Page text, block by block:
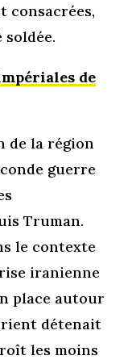
consacrées,
soldée.
de
de la région
guerre
Truman.
le contexte
iranienne
place autour
détenait
les moins